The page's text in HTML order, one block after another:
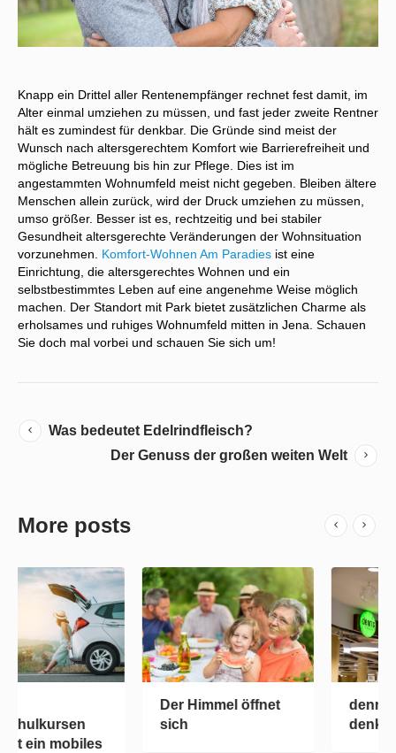
Knapp ein Drittel aller Rentenempfänger rechnet fest damit, im
Alter einmal umziehen zu müssen, und fast jeder zweite Rentner
hält es zumindest für denkbar. Die Gründe sind meist der
Wunsch nach altersgerechtem Komfort wie Barrierefreiheit und
mögliche Betreuung bis hin zur Pflege. Dies ist im
angestammten Wohnumfeld meist nicht gegeben. Bleiben ältere
Menschen allein zurück, wird der Druck umziehen zu müssen,
umso größer. Besser ist es, rechtzeitig und bei stabiler
Gesundheit altersgerechte Veränderungen der Wohnsituation
vorzunehmen. Komfort-Wohnen Am Paradies ist eine
Einrichtung, die altersgerechtes Wohnen und ein
selbstbestimmtes Leben auf eine angenehme Weise möglich
machen. Der Standort mit Park bietet zusätzlichen Charme als
erholsames und ruhiges Wohnumfeld mitten in Jena. Schauen
Sie doch mal vorbei und schauen Sie sich um!
Was bedeutet Edelrindfleisch?
Der Genuss der großen weiten Welt
More posts
Fahrschulkursen
beginnt ein mobiles
Der Himmel öffnet